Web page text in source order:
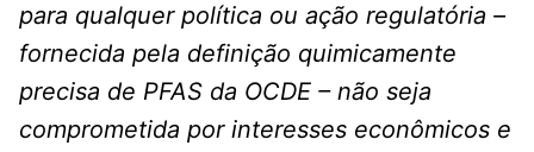
para qualquer política ou ação regulatória –
fornecida pela definição quimicamente
precisa de PFAS da OCDE – não seja
comprometida por interesses econômicos e